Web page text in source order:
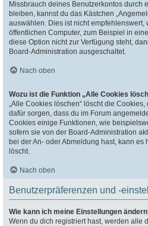
Missbrauch deines Benutzerkontos durch
bleiben, kannst du das Kästchen
auswählen. Dies ist nicht empfehlenswert,
öffentlichen Computer, zum Beispiel in
diese Option nicht zur Verfügung steht,
Board-Administration ausgeschaltet.
Nach oben
Wozu ist die Funktion „Alle Cookies
„Alle Cookies löschen“ löscht die
dafür sorgen, dass du im Forum
Cookies einige Funktionen, wie
sofern sie von der Board-Administration
bei der An- oder Abmeldung hast, kann
löscht.
Nach oben
Benutzerpräferenzen und -
Wie kann ich meine Einstellungen
Wenn du dich registriert hast, werden alle